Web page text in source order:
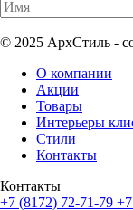
© 2025 АрхСтиль -
О компании
Акции
Товары
Интерьеры
Стили
Контакты
Контакты
+7 (8172) 72-71-79